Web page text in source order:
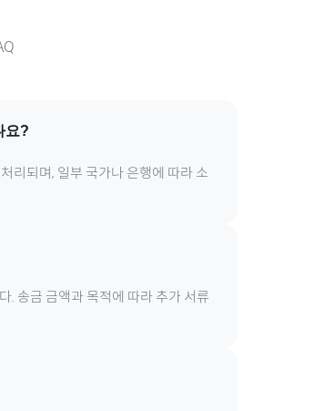
요?
리되며, 일부 국가나 은행에 따라 소
. 송금 금액과 목적에 따라 추가 서류